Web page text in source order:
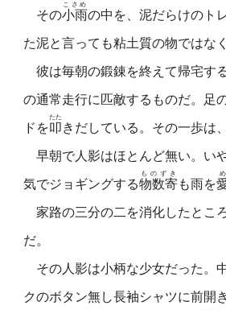
その小雨
こさめ
の中を、泥だらけのト
た泥と言っても粘土質の物ではなく
彼は毎朝の鍛錬を終えて帰宅す
の通常走行に匹敵するものだ。足
ドを叩
たた
きだしている。その一歩は
早朝で人影はほとんど無い。い
気でジョギングする物数寄
ものずき
も雨を
め
家路の三分の二を消化したところ
だ。
その人影は小柄な少女だった。
クのボタン無し長袖シャツに前開